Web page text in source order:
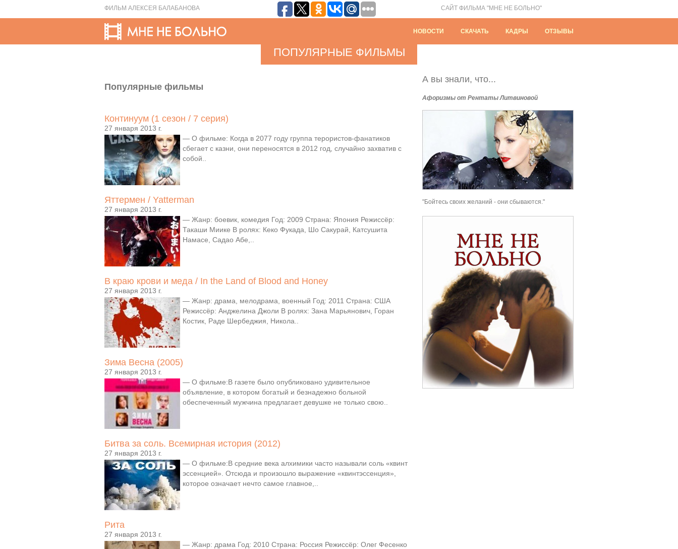
ФИЛЬМ АЛЕКСЕЯ БАЛАБАНОВА САЙТ ФИЛЬМА "МНЕ НЕ БОЛЬНО"
НОВОСТИ СКАЧАТЬ КАДРЫ ОТЗЫВЫ
ПОПУЛЯРНЫЕ ФИЛЬМЫ
Популярные фильмы
Континуум (1 сезон / 7 серия)
27 января 2013 г.
— О фильме: Когда в 2077 году группа терористов-фанатиков
сбегает с казни, они переносятся в 2012 год, случайно захватив с
собой..
Яттермен / Yatterman
27 января 2013 г.
— Жанр: боевик, комедия Год: 2009 Страна: Япония Режиссёр:
Такаши Миике В ролях: Кеко Фукада, Шо Сакурай, Катсушита
Намасе, Садао Абе,..
В краю крови и меда / In the Land of Blood and Honey
27 января 2013 г.
— Жанр: драма, мелодрама, военный Год: 2011 Страна: США
Режиссёр: Анджелина Джоли В ролях: Зана Марьянович, Горан
Костик, Раде Шербеджия, Никола..
Зима Весна (2005)
27 января 2013 г.
— О фильме:В газете было опубликовано удивительное
объявление, в котором богатый и безнадежно больной
обеспеченный мужчина предлагает девушке не только свою..
Битва за соль. Всемирная история (2012)
27 января 2013 г.
— О фильме:В средние века алхимики часто называли соль «квинт
эссенцией». Отсюда и произошло выражение «квинтэссенция»,
которое означает нечто самое главное,..
Рита
27 января 2013 г.
— Жанр: драма Год: 2010 Страна: Россия Режиссёр: Олег Фесенко
А вы знали, что...
Афоризмы от Рентаты Литвиновой
"Бойтесь своих желаний - они сбываются."